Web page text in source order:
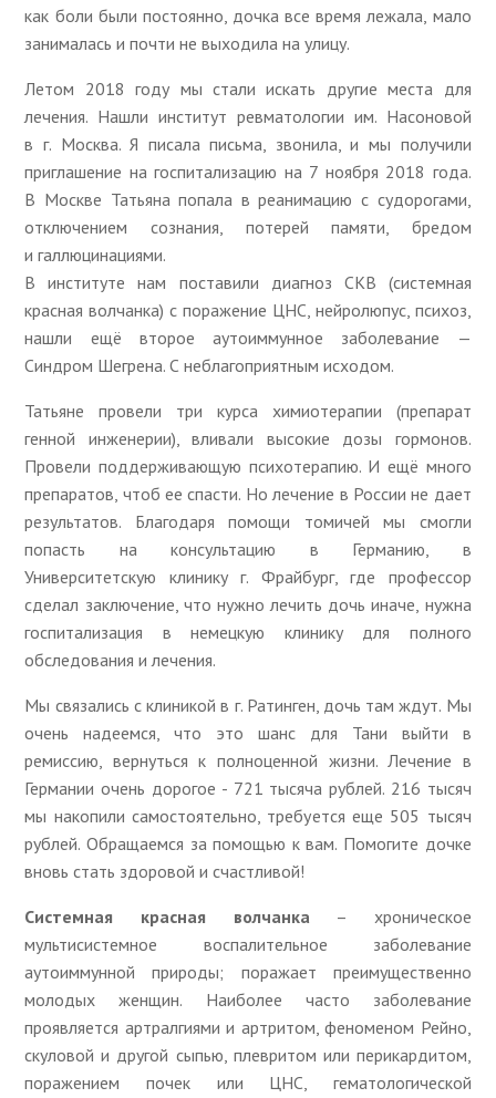
как боли были постоянно, дочка все время лежала, мало
занималась и почти не выходила на улицу.
Летом 2018 году мы стали искать другие места для
лечения. Нашли институт ревматологии им. Насоновой
в г. Москва. Я писала письма, звонила, и мы получили
приглашение на госпитализацию на 7 ноября 2018 года.
В Москве Татьяна попала в реанимацию с судорогами,
отключением сознания, потерей памяти, бредом
и галлюцинациями.
В институте нам поставили диагноз СКВ (системная
красная волчанка) с поражение ЦНС, нейролюпус, психоз,
нашли ещё второе аутоиммунное заболевание —
Синдром Шегрена. С неблагоприятным исходом.
Татьяне провели три курса химиотерапии (препарат
генной инженерии), вливали высокие дозы гормонов.
Провели поддерживающую психотерапию. И ещё много
препаратов, чтоб ее спасти. Но лечение в России не дает
результатов. Благодаря помощи томичей мы смогли
попасть на консультацию в Германию, в
Университетскую клинику г. Фрайбург, где профессор
сделал заключение, что нужно лечить дочь иначе, нужна
госпитализация в немецкую клинику для полного
обследования и лечения.
Мы связались с клиникой в г. Ратинген, дочь там ждут. Мы
очень надеемся, что это шанс для Тани выйти в
ремиссию, вернуться к полноценной жизни. Лечение в
Германии очень дорогое - 721 тысяча рублей. 216 тысяч
мы накопили самостоятельно, требуется еще 505 тысяч
рублей. Обращаемся за помощью к вам. Помогите дочке
вновь стать здоровой и счастливой!
Системная красная волчанка– хроническое
мультисистемное воспалительное заболевание
аутоиммунной природы; поражает преимущественно
молодых женщин. Наиболее часто заболевание
проявляется артралгиями и артритом, феноменом Рейно,
скуловой и другой сыпью, плевритом или перикардитом,
поражением почек или ЦНС, гематологической